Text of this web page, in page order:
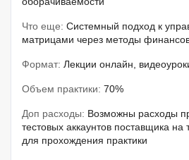
Что еще: Системный подход к
матрицами через методы
Формат: Лекции онлайн,
Объем практики: 70%
Доп расходы: Возможны расходы
тестовых аккаунтов поставщика
для прохождения практики